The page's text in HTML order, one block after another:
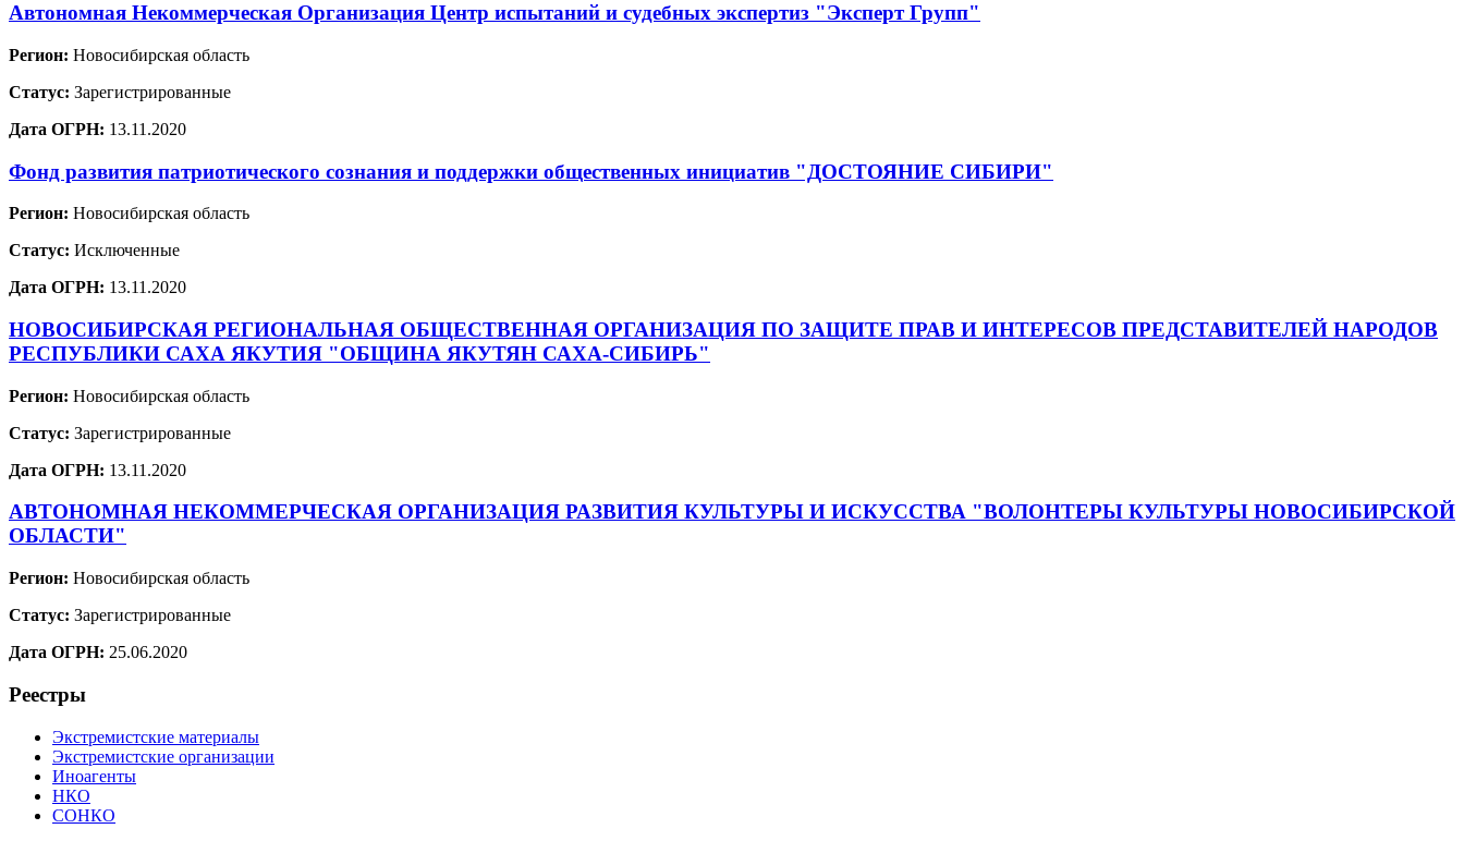
Автономная Некоммерческая Организация Центр испытаний и судебных экспертиз "Эксперт Групп"
Регион: Новосибирская область
Статус: Зарегистрированные
Дата ОГРН: 13.11.2020
Фонд развития патриотического сознания и поддержки общественных инициатив "ДОСТОЯНИЕ СИБИРИ"
Регион: Новосибирская область
Статус: Исключенные
Дата ОГРН: 13.11.2020
НОВОСИБИРСКАЯ РЕГИОНАЛЬНАЯ ОБЩЕСТВЕННАЯ ОРГАНИЗАЦИЯ ПО ЗАЩИТЕ ПРАВ И ИНТЕРЕСОВ ПРЕДСТАВИТЕЛЕЙ НАРОДОВ
РЕСПУБЛИКИ САХА ЯКУТИЯ "ОБЩИНА ЯКУТЯН САХА-СИБИРЬ"
Регион: Новосибирская область
Статус: Зарегистрированные
Дата ОГРН: 13.11.2020
АВТОНОМНАЯ НЕКОММЕРЧЕСКАЯ ОРГАНИЗАЦИЯ РАЗВИТИЯ КУЛЬТУРЫ И ИСКУССТВА "ВОЛОНТЕРЫ КУЛЬТУРЫ НОВОСИБИРСКОЙ
ОБЛАСТИ"
Регион: Новосибирская область
Статус: Зарегистрированные
Дата ОГРН: 25.06.2020
Реестры
Экстремистские материалы
Экстремистские организации
Иноагенты
НКО
СОНКО